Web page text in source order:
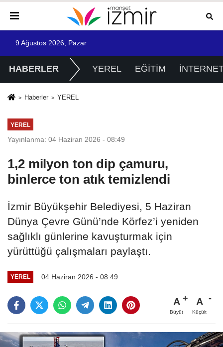
9 Ağustos 2026, Pazar
HABERLER YEREL EĞİTİM
Haberler YEREL
YEREL
Yayınlanma: 04 Haziran 2026 - 08:49
1,2 milyon ton dip çamuru,
binlerce ton atık temizlendi
İzmir Büyükşehir Belediyesi, 5 Haziran
Dünya Çevre Günü’nde Körfez’i yeniden
sağlıklı günlerine kavuşturmak için
yürüttüğü çalışmaları paylaştı.
YEREL 04 Haziran 2026 - 08:49
A
Büyüt
A
Küçült